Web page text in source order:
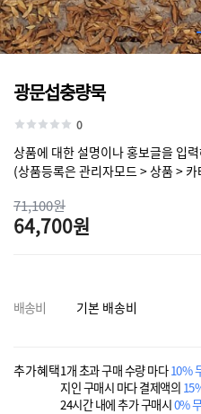
광문섭충량묵
0
상품에 대한 설명이나 홍보글을 입
(상품등록은 관리자모드 > 상품 >
71,100원
64,700원
배송비 기본 배송비
추가혜택1개 초과 구매 수량 마다10%
지인 구매시 마다 결제액의
24시간 내에 추가 구매시0%